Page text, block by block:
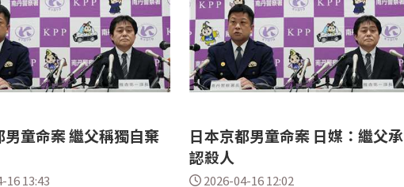
男童命案 繼父稱獨自棄
16 13:43
日本京都男童命案 日媒：繼父承
認殺人
2026-04-16 12:02